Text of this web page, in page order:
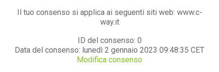
Il tuo consenso si applica ai seguenti siti web: www.c-
way.it
ID del consenso: 0
Data del consenso: lunedì 2 gennaio 2023 09:48:35 CET
Modifica consenso